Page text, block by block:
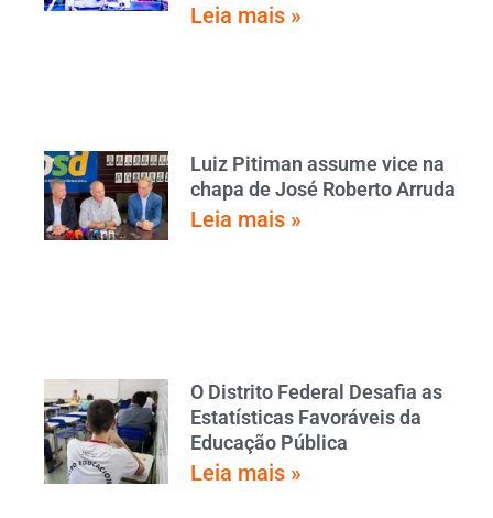
Leia mais »
Luiz Pitiman assume vice na
chapa de José Roberto Arruda
Leia mais »
O Distrito Federal Desafia as
Estatísticas Favoráveis da
Educação Pública
Leia mais »